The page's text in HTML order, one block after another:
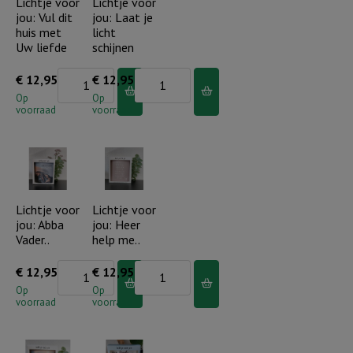
jou: Vul dit
huis met
Uw liefde
€ 12,95
Op
voorraad
Lichtje
dit
huis
met
Uw
jou: Laat je
licht
schijnen
€ 12,95
Op
voorraad
voor
jou:
je
licht
schijnen
aantal
Lichtje voor
jou: Abba
Vader..
€ 12,95
Op
voorraad
Lichtje
Lichtje voor
jou: Heer
help me..
€ 12,95
Op
voorraad
voor
jou: